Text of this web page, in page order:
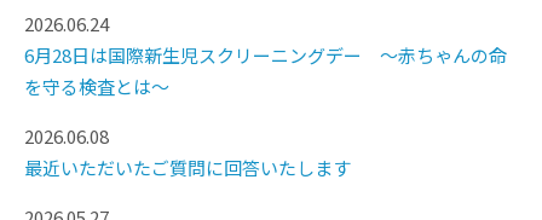
2026.06.24
6月28日は国際新生児スクリーニングデー ～赤ちゃんの命
を守る検査とは～
2026.06.08
最近いただいたご質問に回答いたします